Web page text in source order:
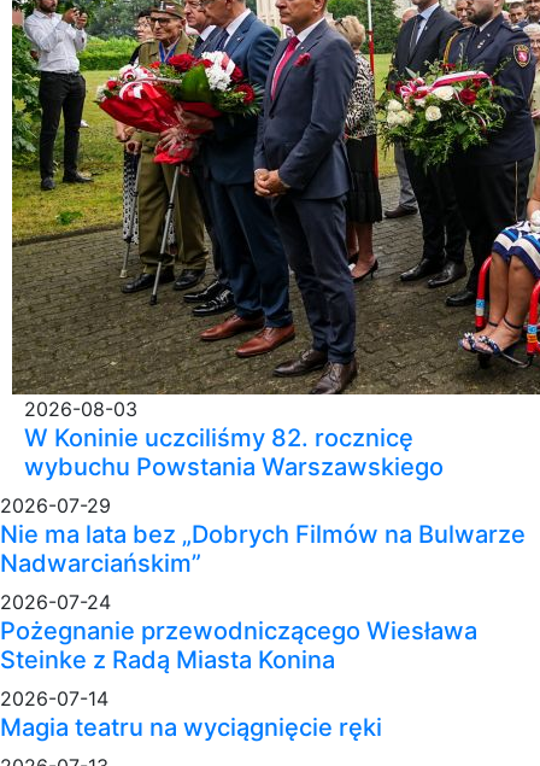
2026-08-03
W Koninie uczciliśmy 82. rocznicę
wybuchu Powstania Warszawskiego
2026-07-29
Nie ma lata bez „Dobrych Filmów na Bulwarze
Nadwarciańskim”
2026-07-24
Pożegnanie przewodniczącego Wiesława
Steinke z Radą Miasta Konina
2026-07-14
Magia teatru na wyciągnięcie ręki